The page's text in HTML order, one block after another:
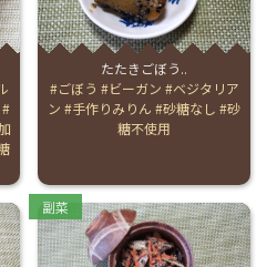
たたきごぼう..
Tags:
ごぼう ビーガン
ベジタリア
ン
手作りみりん 砂糖なし
砂
糖不使用
Categories:
副菜
Page